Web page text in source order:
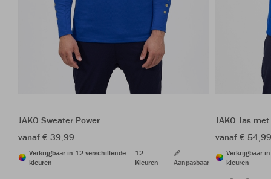
JAKO Sweater Power
vanaf € 39,99
Verkrijgbaar in 12 verschillende
kleuren
12
Kleuren
Aanpasbaar
JAKO Jas
vanaf €
Verkrijgbaar
kleuren